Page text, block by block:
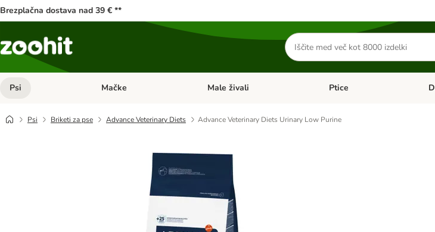
Brezplačna dostava nad 39 € **
Iskanje
izdelkov
Psi Odprite meni kategorij: Psi
Mačke Odprite meni kategorij: Mačke
Male živali Odprite meni kategorij: Male
Ptice
Psi Briketi za pse Advance Veterinary Diets Advance Veterinary Diets Urinary Low Purine